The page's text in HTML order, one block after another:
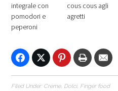
integrale con
pomodori e
peperoni
cous cous agli
agretti
Filed Under: Creme, Dolci, Finger food